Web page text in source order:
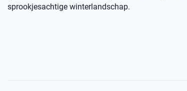
sprookjesachtige winterlandschap.